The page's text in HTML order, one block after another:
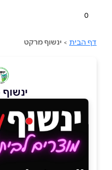
0
דף הבית > ינשוף מרקט